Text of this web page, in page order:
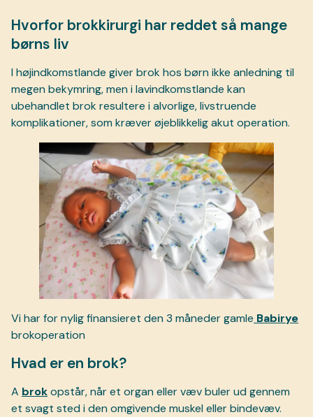
Hvorfor brokkirurgi har reddet så mange
børns liv
I højindkomstlande giver brok hos børn ikke anledning til
megen bekymring, men i lavindkomstlande kan
ubehandlet brok resultere i alvorlige, livstruende
komplikationer, som kræver øjeblikkelig akut operation.
Vi har for nylig finansieret den 3 måneder gamle Babirye
brokoperation
Hvad er en brok?
A brokopstår, når et organ eller væv buler ud gennem
et svagt sted i den omgivende muskel eller bindevæv.